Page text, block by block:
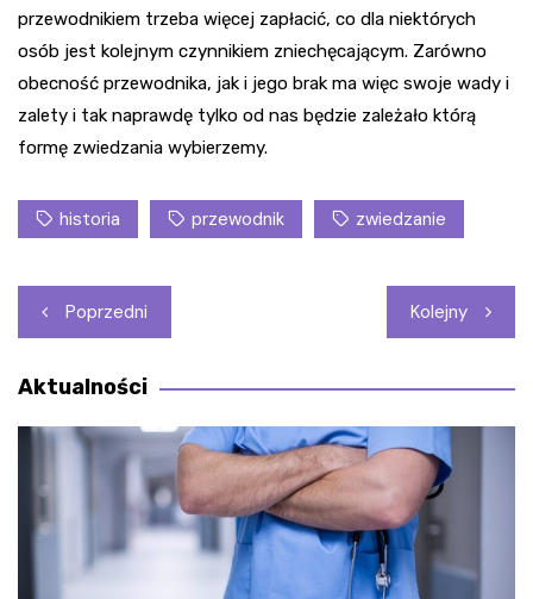
przewodnikiem trzeba więcej zapłacić, co dla niektórych
osób jest kolejnym czynnikiem zniechęcającym. Zarówno
obecność przewodnika, jak i jego brak ma więc swoje wady i
zalety i tak naprawdę tylko od nas będzie zależało którą
formę zwiedzania wybierzemy.
historia przewodnik zwiedzanie
Nawigacja
wpisu
Poprzedni Kolejny
Aktualności